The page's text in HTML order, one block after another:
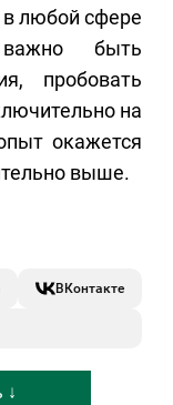
в любой сфере
быть
пробовать
на
окажется
выше.
ВКонтакте
↓